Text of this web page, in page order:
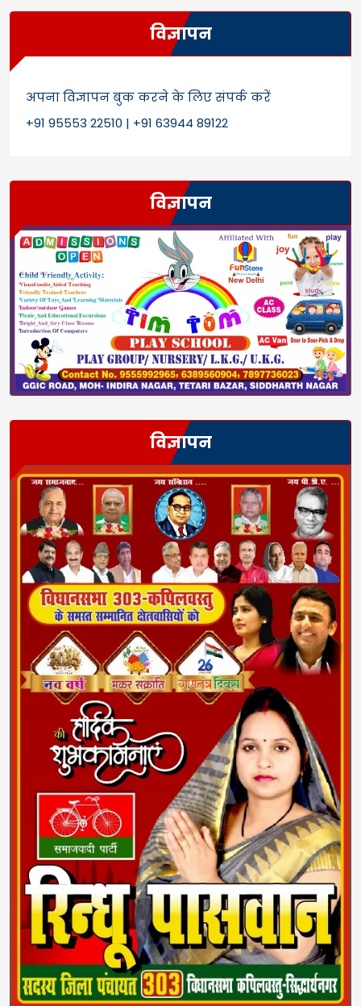
विज्ञापन
अपना विज्ञापन बुक करने के लिए संपर्क करें
+91 95553 22510 | +91 63944 89122
विज्ञापन
विज्ञापन